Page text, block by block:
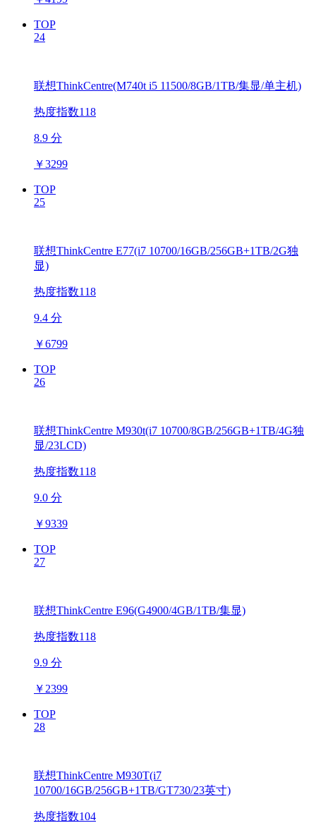
TOP
24
联想ThinkCentre(M740t i5 11500/8GB/1TB/集显/单主机)
热度指数118
8.9 分
￥3299
TOP
25
联想ThinkCentre E77(i7 10700/16GB/256GB+1TB/2G独
显)
热度指数118
9.4 分
￥6799
TOP
26
联想ThinkCentre M930t(i7 10700/8GB/256GB+1TB/4G独
显/23LCD)
热度指数118
9.0 分
￥9339
TOP
27
联想ThinkCentre E96(G4900/4GB/1TB/集显)
热度指数118
9.9 分
￥ 2399
TOP
28
联想ThinkCentre M930T(i7
10700/16GB/256GB+1TB/GT730/23英寸)
热度指数104